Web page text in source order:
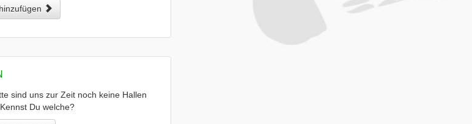
sind uns zur Zeit noch keine Hallen
Du welche?